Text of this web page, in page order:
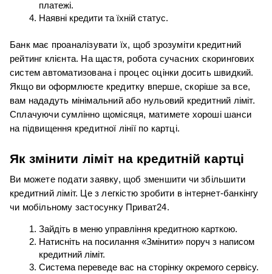
платежі.
Наявні кредити та їхній статус.
Банк має проаналізувати їх, щоб зрозуміти кредитний
рейтинг клієнта. На щастя, робота сучасних скорингових
систем автоматизована і процес оцінки досить швидкий.
Якщо ви оформлюєте кредитку вперше, скоріше за все,
вам нададуть мінімальний або нульовий кредитний ліміт.
Сплачуючи сумлінно щомісяця, матимете хороші шанси
на підвищення кредитної лінії по картці.
Як змінити ліміт на кредитній картці
Ви можете подати заявку, щоб зменшити чи збільшити
кредитний ліміт. Це з легкістю зробити в інтернет-банкінгу
чи мобільному застосунку Приват24.
Зайдіть в меню управління кредитною карткою.
Натисніть на посилання «Змінити» поруч з написом
кредитний ліміт.
Система переведе вас на сторінку окремого сервісу.